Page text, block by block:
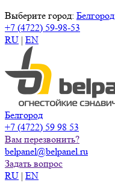
Выберите город: Белгород
+7 (4722) 59-98-53
RU | EN
Белгород
+7 (4722) 59 98 53
Вам перезвонить?
belpanel@belpanel.ru
Задать вопрос
RU | EN